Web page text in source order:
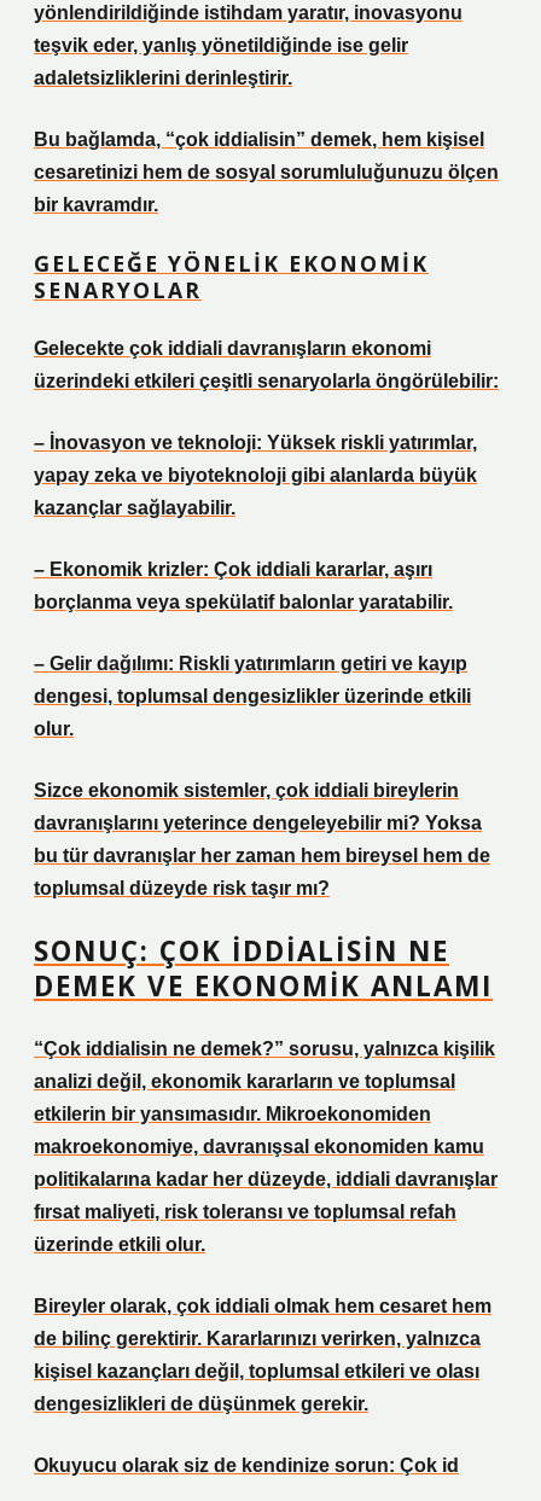
yönlendirildiğinde istihdam yaratır, inovasyonu
teşvik eder, yanlış yönetildiğinde ise gelir
adaletsizliklerini derinleştirir.
Bu bağlamda, “çok iddialisin” demek, hem kişisel
cesaretinizi hem de sosyal sorumluluğunuzu ölçen
bir kavramdır.
GELECEĞE YÖNELIK EKONOMIK
SENARYOLAR
Gelecekte çok iddiali davranışların ekonomi
üzerindeki etkileri çeşitli senaryolarla öngörülebilir:
– İnovasyon ve teknoloji: Yüksek riskli yatırımlar,
yapay zeka ve biyoteknoloji gibi alanlarda büyük
kazançlar sağlayabilir.
– Ekonomik krizler: Çok iddiali kararlar, aşırı
borçlanma veya spekülatif balonlar yaratabilir.
– Gelir dağılımı: Riskli yatırımların getiri ve kayıp
dengesi, toplumsal dengesizlikler üzerinde etkili
olur.
Sizce ekonomik sistemler, çok iddiali bireylerin
davranışlarını yeterince dengeleyebilir mi? Yoksa
bu tür davranışlar her zaman hem bireysel hem de
toplumsal düzeyde risk taşır mı?
SONUÇ: ÇOK İDDIALISIN NE
DEMEK VE EKONOMIK ANLAMI
“Çok iddialisin ne demek?” sorusu, yalnızca kişilik
analizi değil, ekonomik kararların ve toplumsal
etkilerin bir yansımasıdır. Mikroekonomiden
makroekonomiye, davranışsal ekonomiden kamu
politikalarına kadar her düzeyde, iddiali davranışlar
fırsat maliyeti, risk toleransı ve toplumsal refah
üzerinde etkili olur.
Bireyler olarak, çok iddiali olmak hem cesaret hem
de bilinç gerektirir. Kararlarınızı verirken, yalnızca
kişisel kazançları değil, toplumsal etkileri ve olası
dengesizlikleri de düşünmek gerekir.
Okuyucu olarak siz de kendinize sorun: Çok id